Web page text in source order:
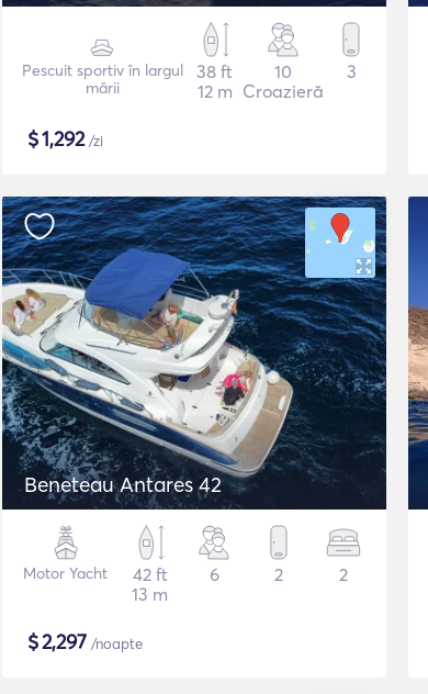
Pescuit sportiv în largul
mării
38 ft
12 m
10
Croazieră
3
$1,292/zi
Beneteau Antares 42
Motor Yacht
42 ft
13 m
6 2 2
$2,297 /noapte